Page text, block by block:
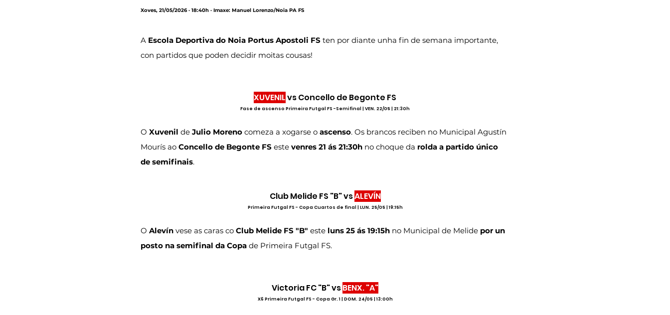
Xoves, 21/05/2026 · 18:40h · Imaxe: Manuel Lorenzo/Noia PA FS
A Escola Deportiva do Noia Portus Apostoli FS ten por diante unha fin de semana importante,
con partidos que poden decidir moitas cousas!
XUVENIL vs Concello de Begonte FS
Fase de ascenso Primeira Futgal FS -Semifinal | VEN. 22/05 | 21:30h
O Xuvenil de Julio Moreno comeza a xogarse o ascenso. Os brancos reciben no Municipal Agustín
Mourís ao Concello de Begonte FS este venres 21 ás 21:30h no choque da rolda a partido único
de semifinais.
Club Melide FS "B" vs ALEVÍN
Primeira Futgal FS - Copa Cuartos de final | LUN. 25/05 | 19:15h
O Alevín vese as caras co Club Melide FS "B" este luns 25 ás 19:15h no Municipal de Melide por un
posto na semifinal da Copa de Primeira Futgal FS.
Victoria FC "B" vs BENX. "A"
X6 Primeira Futgal FS - Copa Gr. 1 | DOM. 24/05 | 13:00h